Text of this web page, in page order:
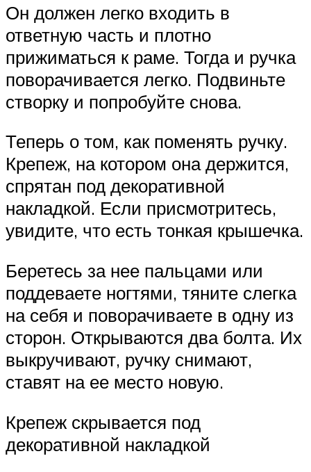
Он должен легко входить в
ответную часть и плотно
прижиматься к раме. Тогда и ручка
поворачивается легко. Подвиньте
створку и попробуйте снова.
Теперь о том, как поменять ручку.
Крепеж, на котором она держится,
спрятан под декоративной
накладкой. Если присмотритесь,
увидите, что есть тонкая крышечка.
Беретесь за нее пальцами или
поддеваете ногтями, тяните слегка
на себя и поворачиваете в одну из
сторон. Открываются два болта. Их
выкручивают, ручку снимают,
ставят на ее место новую.
Крепеж скрывается под
декоративной накладкой